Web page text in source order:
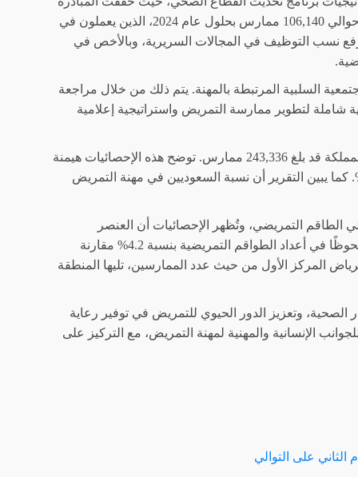
إنجازات بارزة تمثلت في زيادة عدد الممرضين السعوديين من 40,000 ممارس في عام 2015 إلى حوالي 106,140 ممارس بحلول عام 2024، الذين يعملون في
نسب التوظيف في المجالات السريرية، وبالأخص في
السلبية المرتبطة بالمهنة. يتم ذلك من خلال مراجعة
شاملة لتطوير ممارسة التمريض واستراتيجية إعلامية
أشارت إحصائيات عام 2024 إلى أن العدد الإجمالي للممرضين والممرضات في القطاع الصحي بالمملكة قد بلغ 243,336 ممارس. توضح هذه الإحصائيات هيمنة
في هذا المجال حيث يشكلن 76% من إجمالي الطاقم التمريضي، في حين يمثل الذكور 24%. كما يبين التقرير أن نسبة السعوديين في مهنة التمريض
من الكوادر التمريضية في المملكة، حيث يعمل فيها 51% من إجمالي الطاقم التمريضي، وتُظهر الإحصائيات أن العنصر
السعودي يشكل 66.5% من العاملين في التمريض بالوزارة بحلول عام 2024. يُظهر التقرير نموًا ملحوظًا في أعداد الطواقم التمريضية بنسبة 4.2% مقارنة
المركز الأول من حيث عدد الممارسين، تليها المنطقة
وتعزيز الدور الحيوي للتمريض في توفير رعاية
الإنسانية والمهنية لمهنة التمريض، مع التركيز على
على التوالي